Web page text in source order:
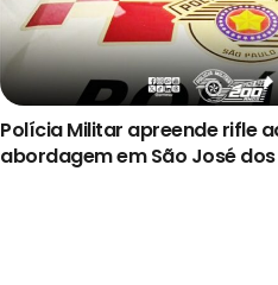
Polícia Militar apreende rifle
abordagem em São José